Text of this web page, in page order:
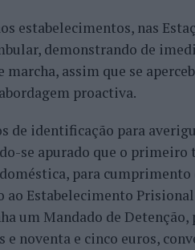
estabelecimentos, nas
demonstrando de
assim que se
proactiva.
de identificação para
se apurado que o primeiro
para cumprimento
Estabelecimento
um Mandado de
noventa e cinco euros,